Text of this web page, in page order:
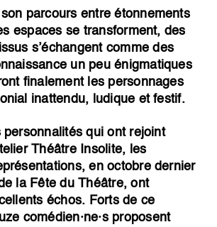
parcours entre étonnements
espaces se transforment, des
s’échangent comme des
un peu énigmatiques
finalement les personnages
inattendu, ludique et festif.
personnalités qui ont rejoint
Théâtre Insolite, les
en octobre dernier
la Fête du Théâtre, ont
échos. Forts de ce
comédien·ne·s proposent